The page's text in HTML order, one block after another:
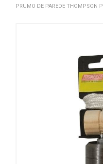
PRUMO DE PAREDE THOMPSON